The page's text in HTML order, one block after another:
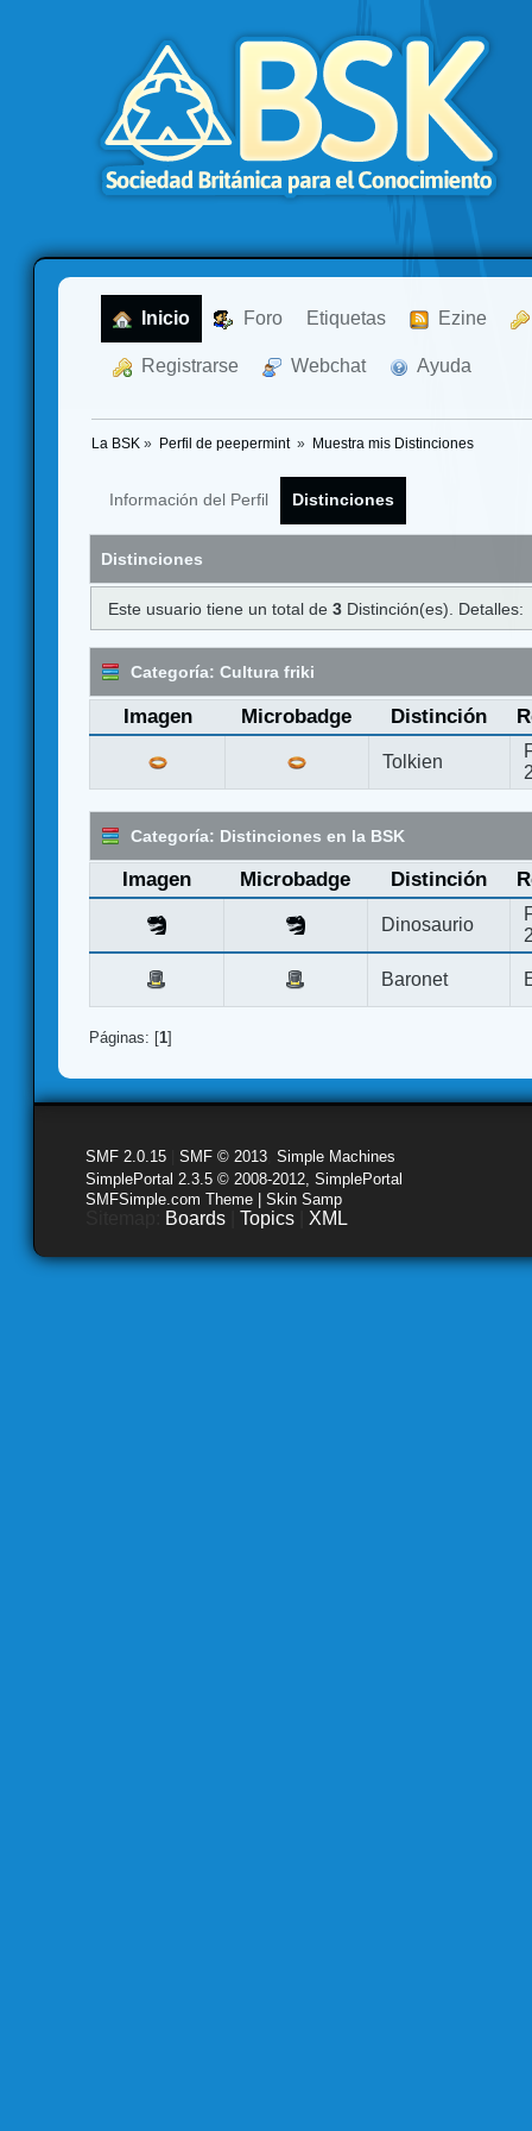
Inicio Foro Etiquetas Ezine
Registrarse Webchat Ayuda
La BSK » Perfil de peepermint » Muestra mis Distinciones
Información del Perfil Distinciones
Distinciones
Este usuario tiene un total de3 Distinción(es). Detalles:
Categoría: Cultura friki
Imagen Microbadge Distinción
Tolkien
Categoría: Distinciones en la BSK
Imagen Microbadge Distinción
Dinosaurio
Baronet
Páginas: [1]
SMF 2.0.15 SMF © 2013 Simple Machines
SimplePortal 2.3.5 © 2008-2012, SimplePortal
SMFSimple.com Theme | Skin Samp
Boards Topics XML